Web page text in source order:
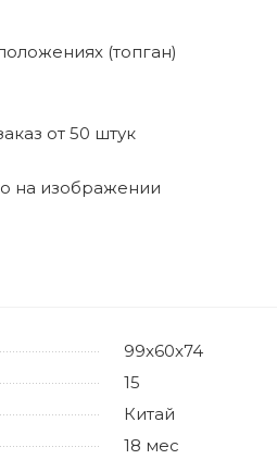
(топган)
от 50 штук
на изображении
99x60x74
15
Китай
18 мес